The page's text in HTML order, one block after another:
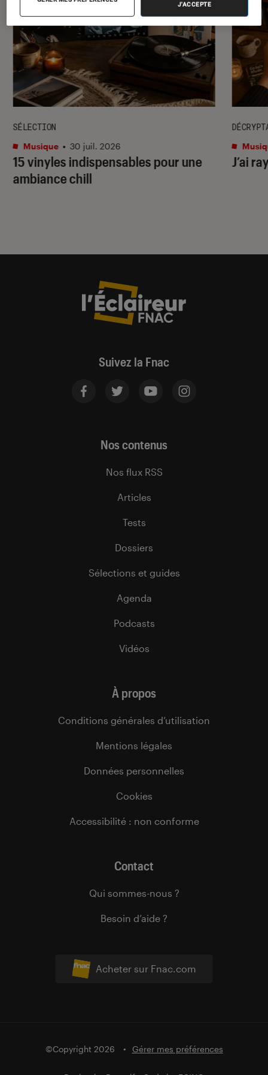
15 vinyles indispensables pour une
ambiance chill
SÉLECTION
Musique • 30 juil. 2026
J’ai
Suivez la Fnac
Acheter sur Fnac.com
Nos contenus
Nos flux RSS
Articles
Tests
Dossiers
Sélections et guides
Agenda
Podcasts
Vidéos
À propos
Conditions générales d’utilisation
Mentions légales
Données personnelles
Cookies
Accessibilité : non conforme
Contact
Qui sommes-nous ?
Besoin d’aide ?
©Copyright 2026 Gérer mes préférences
J'ACCEPTE